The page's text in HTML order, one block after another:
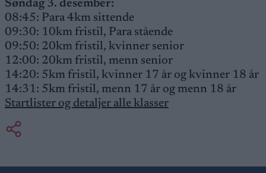
Søndag 3. desember:
08:45: Para 4km sittende
09:30: 10km fristil, Para stående
09:50: 20km fristil, kvinner senior
12:00: 20km fristil, menn senior
14:20: 5km fristil, kvinner 17 år og kvinner 18 år
14:31: 5km fristil, menn 17 år og menn 18 år
Startlister og detaljer alle klasser